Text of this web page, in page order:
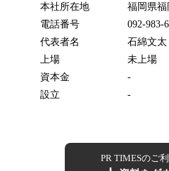
本社所在地
福岡県福
電話番号
092-983-
代表者名
石綿文太
上場
未上場
資本金
-
設立
-
PR TIMESのご